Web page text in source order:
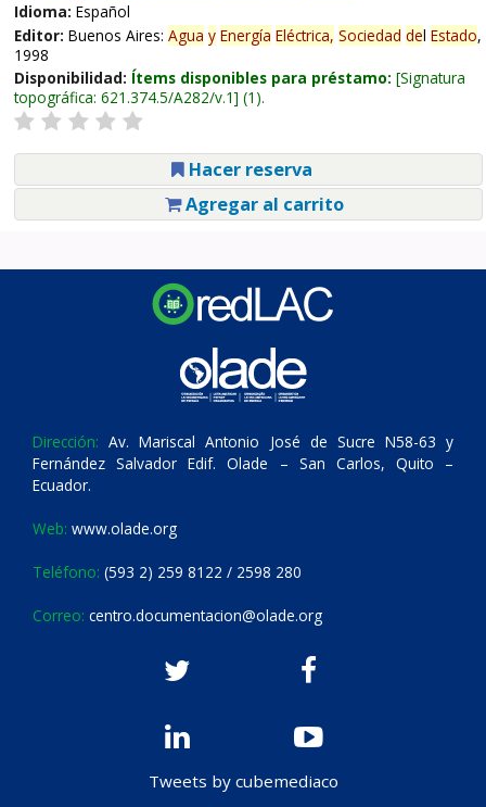
Idioma: Español
Editor: Buenos Aires: Agua y Energía Eléctrica, Sociedad del Estado,
1998
Disponibilidad: Ítems disponibles para préstamo: Signatura
topográfica: 621.374.5/A282/v.1 (1).
Hacer reserva
Agregar al carrito
Dirección: Av. Mariscal Antonio José de Sucre N58-63 y
Fernández Salvador Edif. Olade – San Carlos, Quito –
Ecuador.
Web: www.olade.org
Teléfono: (593 2) 259 8122 / 2598 280
Correo: centro.documentacion@olade.org
Tweets by cubemediaco